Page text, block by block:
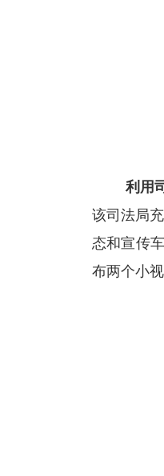
利用司
该司法局
态和宣传
布两个小